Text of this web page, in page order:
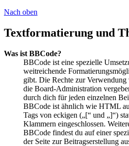
Nach oben
Textformatierung und
Was ist BBCode?
BBCode ist eine spezielle
weitreichende
gibt. Die Rechte zur
die Board-Administration
durch dich für jeden einzelnen
BBCode ist ähnlich wie HTML
Tags von eckigen („[“ und „]“)
Klammern eingeschlossen.
BBCode findest du auf einer
der Seite zur Beitragserstellung